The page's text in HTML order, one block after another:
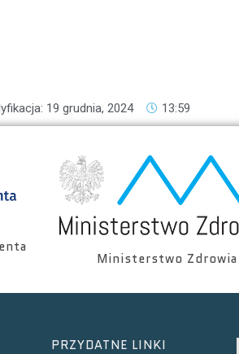
19 grudnia, 2024 13:59
Ministerstwo Zdrowia
PRZYDATNE LINKI